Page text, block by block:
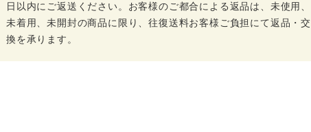
日以内にご返送ください。お客様のご都合による返品は、未使用、
未着用、未開封の商品に限り、往復送料お客様ご負担にて返品・交
換を承ります。